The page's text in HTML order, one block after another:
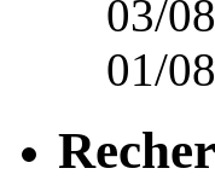
03/
01/